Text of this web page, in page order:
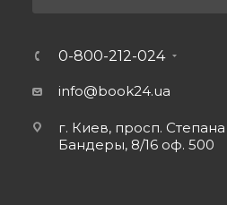
0-800-212-024
info@book24.ua
г. Киев, просп. Степана
Бандеры, 8/16 оф. 500